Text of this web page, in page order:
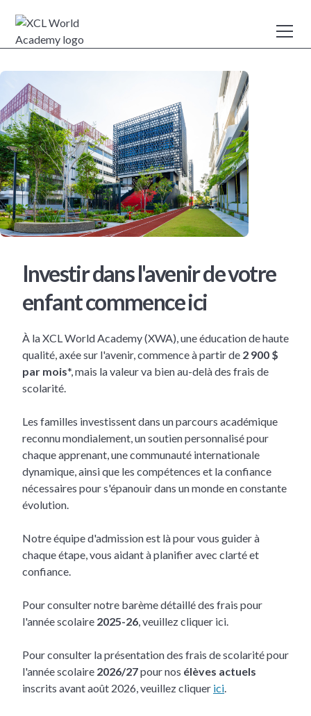
Investir dans l'avenir de votre
enfant commence ici
À la XCL World Academy (XWA), une éducation de haute
qualité, axée sur l'avenir, commence à partir de 2 900 $
par mois*, mais la valeur va bien au-delà des frais de
scolarité.
Les familles investissent dans un parcours académique
reconnu mondialement, un soutien personnalisé pour
chaque apprenant, une communauté internationale
dynamique, ainsi que les compétences et la confiance
nécessaires pour s'épanouir dans un monde en constante
évolution.
Notre équipe d'admission est là pour vous guider à
chaque étape, vous aidant à planifier avec clarté et
confiance.
Pour consulter notre barème détaillé des frais pour
l'année scolaire 2025-26, veuillez cliquer ici.
Pour consulter la présentation des frais de scolarité pour
l'année scolaire 2026/27pour nos élèves actuels
inscrits avant août 2026, veuillez cliquer ici.